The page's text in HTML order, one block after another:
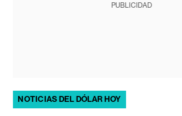
PUBLICIDAD
NOTICIAS DEL DÓLAR HOY